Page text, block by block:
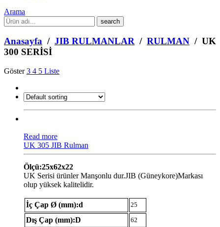
Arama
What
are
you
looking
for?
Anasayfa / JIB RULMANLAR / RULMAN / UK
300 SERİSİ
Göster3 4 5 Liste
Read more
UK 305 JIB Rulman
Ölçü:25x62x22
UK Serisi ürünler Manşonlu dur.JIB (Güneykore)Markası
olup yüksek kalitelidir.
İç Çap Ø (mm):d 25
Dış Çap (mm):D 62